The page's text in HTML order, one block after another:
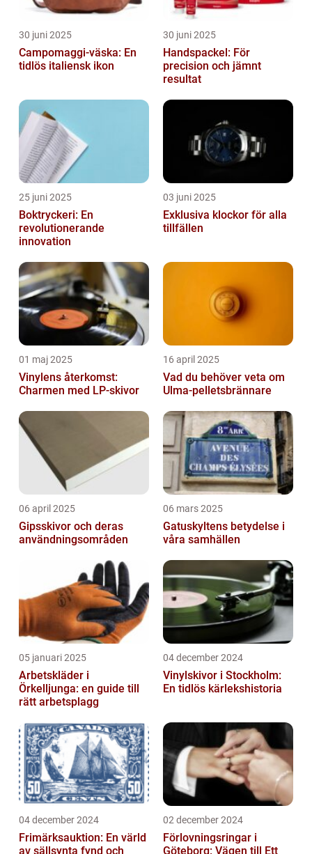
30 juni 2025
Campomaggi-väska: En
tidlös italiensk ikon
30 juni 2025
Handspackel: För
precision och jämnt
resultat
25 juni 2025
Boktryckeri: En
revolutionerande
innovation
03 juni 2025
Exklusiva klockor för alla
tillfällen
01 maj 2025
Vinylens återkomst:
Charmen med LP-skivor
16 april 2025
Vad du behöver veta om
Ulma-pelletsbrännare
06 april 2025
Gipsskivor och deras
användningsområden
06 mars 2025
Gatuskyltens betydelse i
våra samhällen
05 januari 2025
Arbetskläder i
Örkelljunga: en guide till
rätt arbetsplagg
04 december 2024
Vinylskivor i Stockholm:
En tidlös kärlekshistoria
04 december 2024
Frimärksauktion: En värld
av sällsynta fynd och
02 december 2024
Förlovningsringar i
Göteborg: Vägen till Ett